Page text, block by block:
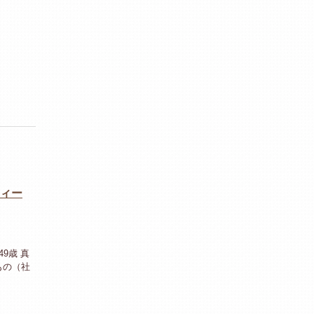
ー
歳 真
（社